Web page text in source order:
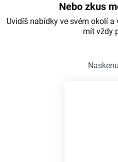
Nebo zkus
Uvidíš nabídky ve svém okolí
mít vždy